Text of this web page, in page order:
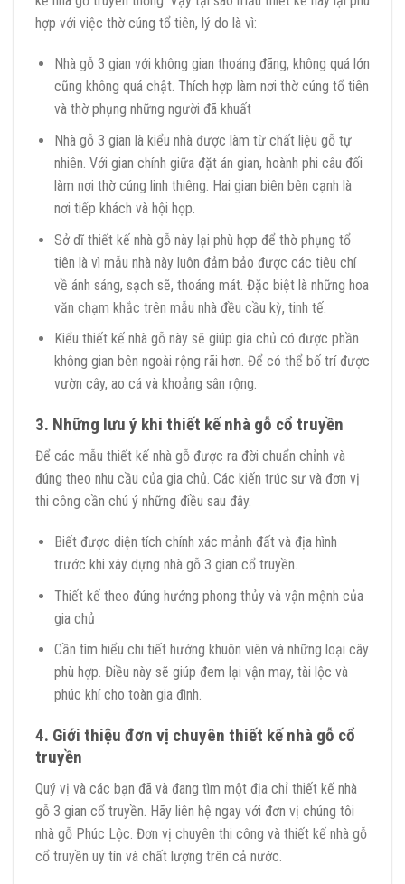
hợp với việc thờ cúng tổ tiên, lý do là vì:
Nhà gỗ 3 gian với không gian thoáng đãng, không quá lớn
cũng không quá chật. Thích hợp làm nơi thờ cúng tổ tiên
và thờ phụng những người đã khuất
Nhà gỗ 3 gian là kiểu nhà được làm từ chất liệu gỗ tự
nhiên. Với gian chính giữa đặt án gian, hoành phi câu đối
làm nơi thờ cúng linh thiêng. Hai gian biên bên cạnh là
nơi tiếp khách và hội họp.
Sở dĩ thiết kế nhà gỗ này lại phù hợp để thờ phụng tổ
tiên là vì mẫu nhà này luôn đảm bảo được các tiêu chí
về ánh sáng, sạch sẽ, thoáng mát. Đặc biệt là những hoa
văn chạm khắc trên mẫu nhà đều cầu kỳ, tinh tế.
Kiểu thiết kế nhà gỗ này sẽ giúp gia chủ có được phần
không gian bên ngoài rộng rãi hơn. Để có thể bố trí được
vườn cây, ao cá và khoảng sân rộng.
3. Những lưu ý khi thiết kế nhà gỗ cổ truyền
Để các mẫu thiết kế nhà gỗ được ra đời chuẩn chỉnh và
đúng theo nhu cầu của gia chủ. Các kiến trúc sư và đơn vị
thi công cần chú ý những điều sau đây.
Biết được diện tích chính xác mảnh đất và địa hình
trước khi xây dựng nhà gỗ 3 gian cổ truyền.
Thiết kế theo đúng hướng phong thủy và vận mệnh của
gia chủ
Cần tìm hiểu chi tiết hướng khuôn viên và những loại cây
phù hợp. Điều này sẽ giúp đem lại vận may, tài lộc và
phúc khí cho toàn gia đình.
4. Giới thiệu đơn vị chuyên thiết kế nhà gỗ cổ
truyền
Quý vị và các bạn đã và đang tìm một địa chỉ thiết kế nhà
gỗ 3 gian cổ truyền. Hãy liên hệ ngay với đơn vị chúng tôi
nhà gỗ Phúc Lộc. Đơn vị chuyên thi công và thiết kế nhà gỗ
cổ truyền uy tín và chất lượng trên cả nước.